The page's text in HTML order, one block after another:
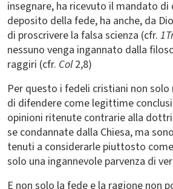
insegnare, ha ricevuto il mandato
deposito della fede, ha anche, da
di proscrivere la falsa scienza (cfr.
nessuno venga ingannato dalla
raggiri (cfr. Col2,8)
Per questo i fedeli cristiani non
di difendere come legittime
opinioni ritenute contrarie alla
se condannate dalla Chiesa, ma
tenuti a considerarle piuttosto
solo una ingannevole parvenza di
E non solo la fede e la ragione non